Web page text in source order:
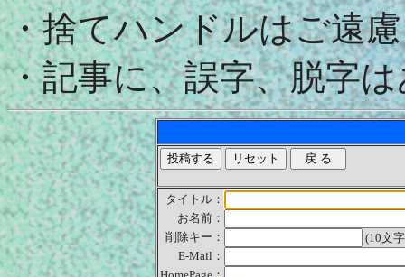
・捨てハンドルはご遠
・記事に、誤字、脱字
タイトル：
お名前：
削除キー：
(10文
E-Mail：